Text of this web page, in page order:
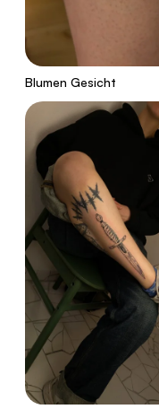
Blumen Gesicht